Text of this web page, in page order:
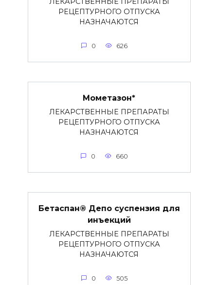
РЕЦЕПТУРНОГО ОТПУСКА
НАЗНАЧАЮТСЯ
0 626
Мометазон*
ЛЕКАРСТВЕННЫЕ ПРЕПАРАТЫ
РЕЦЕПТУРНОГО ОТПУСКА
НАЗНАЧАЮТСЯ
0 660
Бетаспан® Депо суспензия для
инъекций
ЛЕКАРСТВЕННЫЕ ПРЕПАРАТЫ
РЕЦЕПТУРНОГО ОТПУСКА
НАЗНАЧАЮТСЯ
0 505